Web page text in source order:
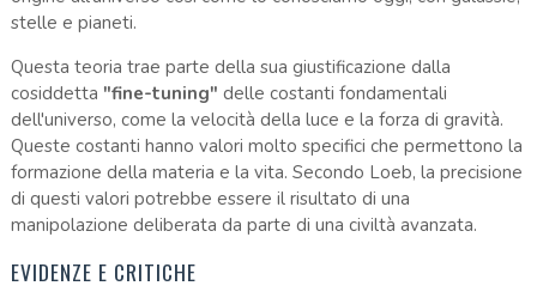
stelle e pianeti.
Questa teoria trae parte della sua giustificazione dalla
cosiddetta "fine-tuning" delle costanti fondamentali
dell'universo, come la velocità della luce e la forza di gravità.
Queste costanti hanno valori molto specifici che permettono la
formazione della materia e la vita. Secondo Loeb, la precisione
di questi valori potrebbe essere il risultato di una
manipolazione deliberata da parte di una civiltà avanzata.
EVIDENZE E CRITICHE